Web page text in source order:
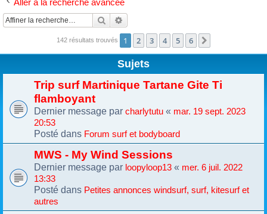
Aller à la recherche avancée
Rechercher
142 résultats trouvés 1 2 3 4 5 6
Sujets
Trip surf Martinique Tartane Gite Ti
flamboyant
Dernier message par charlytutu « mar. 19 sept. 2023
20:53
Posté dans Forum surf et bodyboard
MWS - My Wind Sessions
Dernier message par loopyloop13 « mer. 6 juil. 2022
13:33
Posté dans Petites annonces windsurf, surf, kitesurf et
autres